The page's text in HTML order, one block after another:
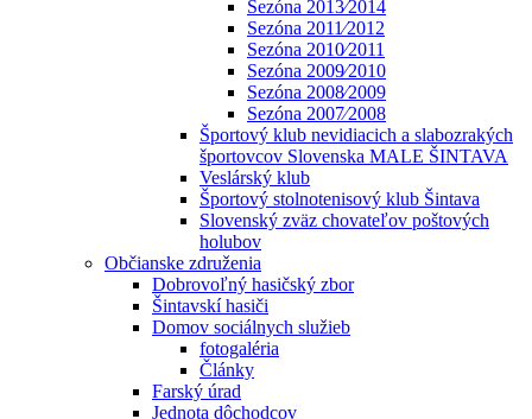
Sezóna 2013⁄2014
Sezóna 2011⁄2012
Sezóna 2010⁄2011
Sezóna 2009⁄2010
Sezóna 2008⁄2009
Sezóna 2007⁄2008
Športový klub nevidiacich a slabozrakých
športovcov Slovenska MALE ŠINTAVA
Veslárský klub
Športový stolnotenisový klub Šintava
Slovenský zväz chovateľov poštových
holubov
Občianske združenia
Dobrovoľný hasičský zbor
Šintavskí hasiči
Domov sociálnych služieb
fotogaléria
Články
Farský úrad
Jednota dôchodcov